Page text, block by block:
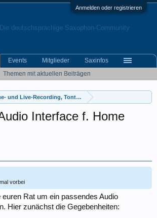
Anmelden oder registrieren
und Live-Recording, Tontechnik
Interface f. Home
vorbei
euren Rat um ein passendes Audio
Hier zunächst die Gegebenheiten:
Themen mit aktuellen Beiträgen
Events Mitglieder Saxinfos